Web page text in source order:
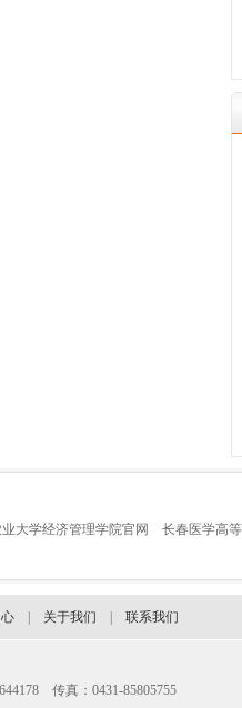
大学经济管理学院官网 长春医学高
关于我们 联系我们
传真：0431-85805755